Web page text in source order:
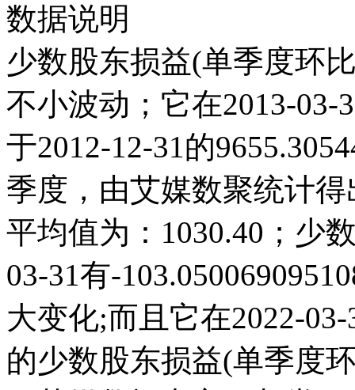
数据说明
少数股东损益(单季度环
不小波动；它在2013-03-
于2012-12-31的
季度，由艾媒数聚统计得
平均值为：1030.40；少
03-31有-
大变化;而且它在2022-
的少数股东损益(单季度